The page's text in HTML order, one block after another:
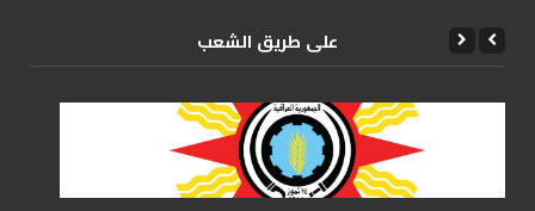
علی طریق الشعب